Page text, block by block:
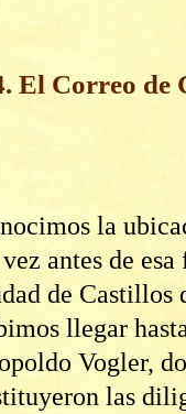
El Correo de
la
antes de
de Castillos
llegar
Vogler,
las